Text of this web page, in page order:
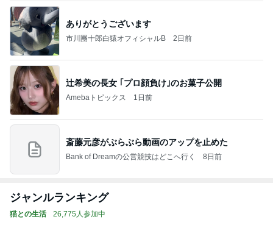
ありがとうございます
市川團十郎白猿オフィシャルB 2日前
辻希美の長女 ｢プロ顔負け｣のお菓子公開
Amebaトピックス 1日前
斎藤元彦がぶらぶら動画のアップを止めた
Bank of Dreamの公営競技はどこへ行く 8日前
ジャンルランキング
猫との生活 26,775人参加中